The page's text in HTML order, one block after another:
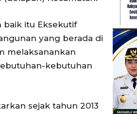
baik itu Eksekutif
yang berada di
melaksanankan
kebutuhan
sejak tahun 2013